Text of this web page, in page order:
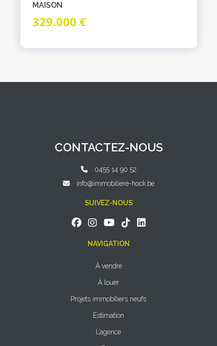
MAISON
329.000 €
CONTACTEZ-NOUS
0455 14 90 52
info@immobiliere-hock.be
SUIVEZ-NOUS
NAVIGATION
À vendre
À louer
Projets immobiliers neufs
Estimation
L’agence